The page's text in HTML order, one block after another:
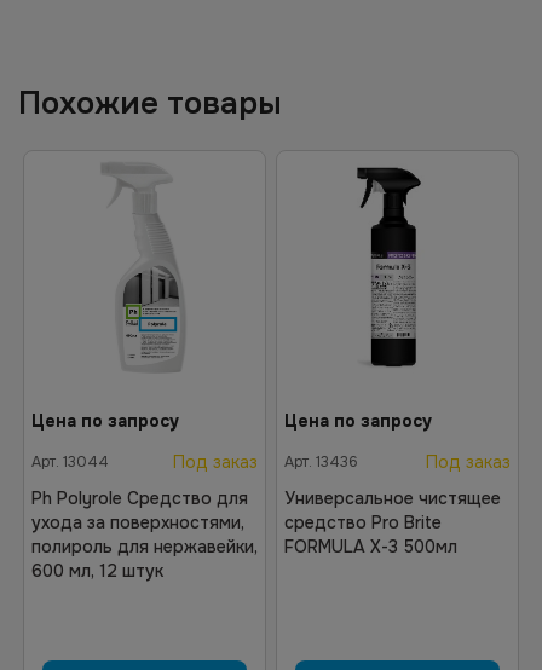
Похожие товары
Цена по запросу
Арт. 13044
Под заказ
Ph Polyrole Средство для
ухода за поверхностями,
полироль для нержавейки,
600 мл, 12 штук
Цена по запросу
Арт. 13436
Под заказ
Универсальное чистящее
средство Pro Brite
FORMULA X-3 500мл